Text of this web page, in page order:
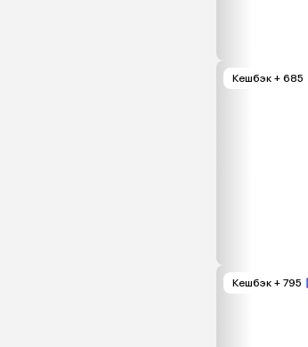
Кешбэк + 685
Кешбэк + 795